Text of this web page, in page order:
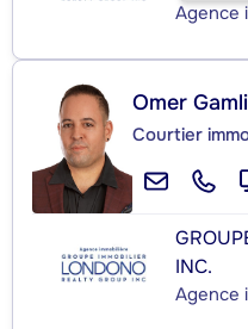
Agence
Omer
Courtier
INC.
Agence